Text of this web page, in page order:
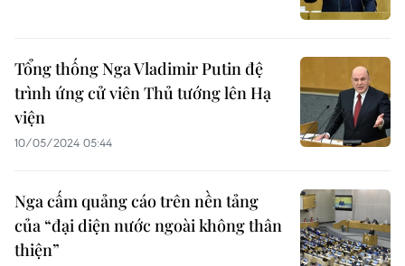
Tổng thống Nga Vladimir Putin đệ
trình ứng cử viên Thủ tướng lên Hạ
viện
10/05/2024 05:44
Nga cấm quảng cáo trên nền tảng
của “đại diện nước ngoài không thân
thiện”